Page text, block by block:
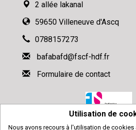
2 allée lakanal
59650 Villeneuve d'Ascq
0788157273
bafabafd@fscf-hdf.fr
Formulaire de contact
Utilisation de
Nous avons recours à l'utilisation de cookies